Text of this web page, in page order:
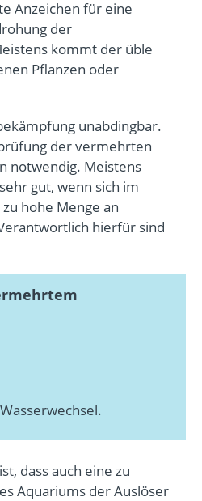
Anzeichen für eine
der
kommt der üble
Pflanzen oder
unabdingbar.
der vermehrten
notwendig. Meistens
sehr gut, wenn sich im
hohe Menge an
hierfür sind
dass auch eine zu
Aquariums der Auslöser